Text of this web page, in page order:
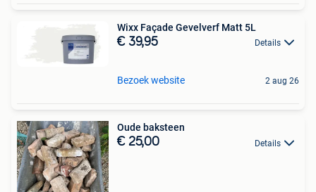
Wixx Façade Gevelverf Matt 5L
€ 39,95 Details
Bezoek website 2 aug 26
Oude baksteen
€ 25,00 Details